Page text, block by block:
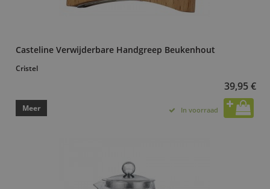
Casteline Verwijderbare Handgreep Beukenhout
Cristel
39,95 €
Meer In voorraad